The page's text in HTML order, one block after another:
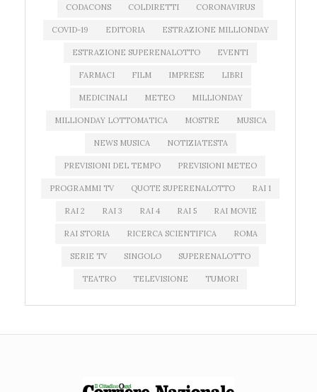
CODACONS COLDIRETTI CORONAVIRUS
COVID-19 EDITORIA ESTRAZIONE MILLIONDAY
ESTRAZIONE SUPERENALOTTO EVENTI
FARMACI FILM IMPRESE LIBRI
MEDICINALI METEO MILLIONDAY
MILLIONDAY LOTTOMATICA MOSTRE MUSICA
NEWS MUSICA NOTIZIATESTA
PREVISIONI DEL TEMPO PREVISIONI METEO
PROGRAMMI TV QUOTE SUPERENALOTTO RAI 1
RAI 2 RAI 3 RAI 4 RAI 5 RAI MOVIE
RAI STORIA RICERCA SCIENTIFICA ROMA
SERIE TV SINGOLO SUPERENALOTTO
TEATRO TELEVISIONE TUMORI